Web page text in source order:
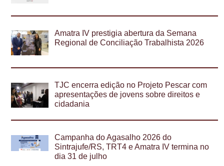
Amatra IV prestigia abertura da Semana
Regional de Conciliação Trabalhista 2026
TJC encerra edição no Projeto Pescar com
apresentações de jovens sobre direitos e
cidadania
Campanha do Agasalho 2026 do
Sintrajufe/RS, TRT4 e Amatra IV termina no
dia 31 de julho